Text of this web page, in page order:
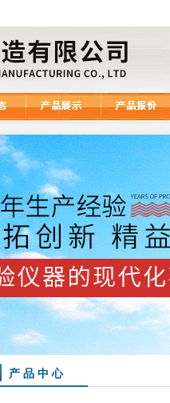
产品中心